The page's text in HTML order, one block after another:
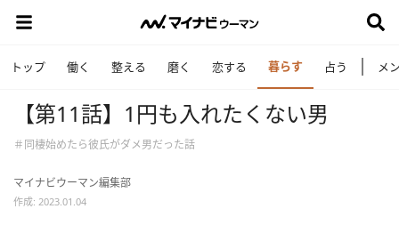
トップ 働く 整える 磨く 恋する 暮らす 占う メ
【第11話】1円も入れたくない男
＃同棲始めたら彼氏がダメ男だった話
マイナビウーマン編集部
作成: 2023.01.04